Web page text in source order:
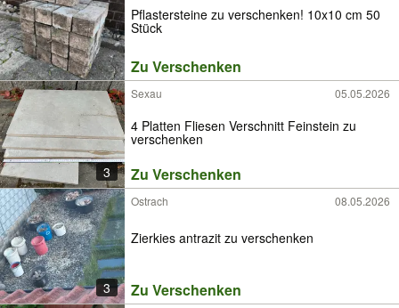
Pflastersteine zu verschenken! 10x10 cm 50
Stück
Zu Verschenken
3
Sexau 05.05.2026
4 Platten Fliesen Verschnitt Feinstein zu
verschenken
Zu Verschenken
3
Ostrach 08.05.2026
Zierkies antrazit zu verschenken
Zu Verschenken